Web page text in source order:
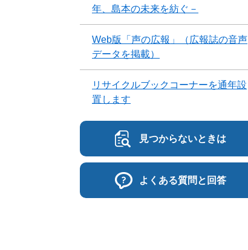
年、島本の未来を紡ぐ－
Web版「声の広報」（広報誌の音声
データを掲載）
リサイクルブックコーナーを通年設
置します
見つからないときは
よくある質問と回答